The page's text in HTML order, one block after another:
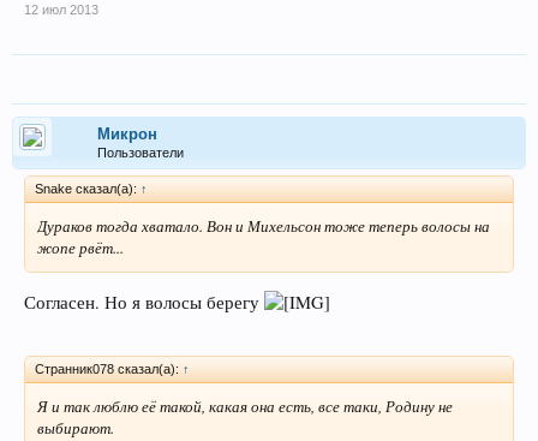
12 июл 2013
Микрон
Пользователи
Snake сказал(а): ↑
Дураков тогда хватало. Вон и Михельсон тоже теперь волосы на
жопе рвёт...
Согласен. Но я волосы берегу
Странник078 сказал(а): ↑
Я и так люблю её такой, какая она есть, все таки, Родину не
выбирают.